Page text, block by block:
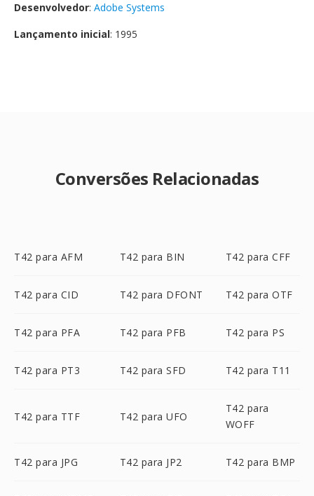
Desenvolvedor: Adobe Systems
Lançamento inicial: 1995
Conversões Relacionadas
T42 para AFM T42 para BIN T42 para CFF
T42 para CID T42 para DFONT T42 para OTF
T42 para PFA T42 para PFB T42 para PS
T42 para PT3 T42 para SFD T42 para T11
T42 para TTF T42 para UFO
T42 para
WOFF
T42 para JPG T42 para JP2 T42 para BMP